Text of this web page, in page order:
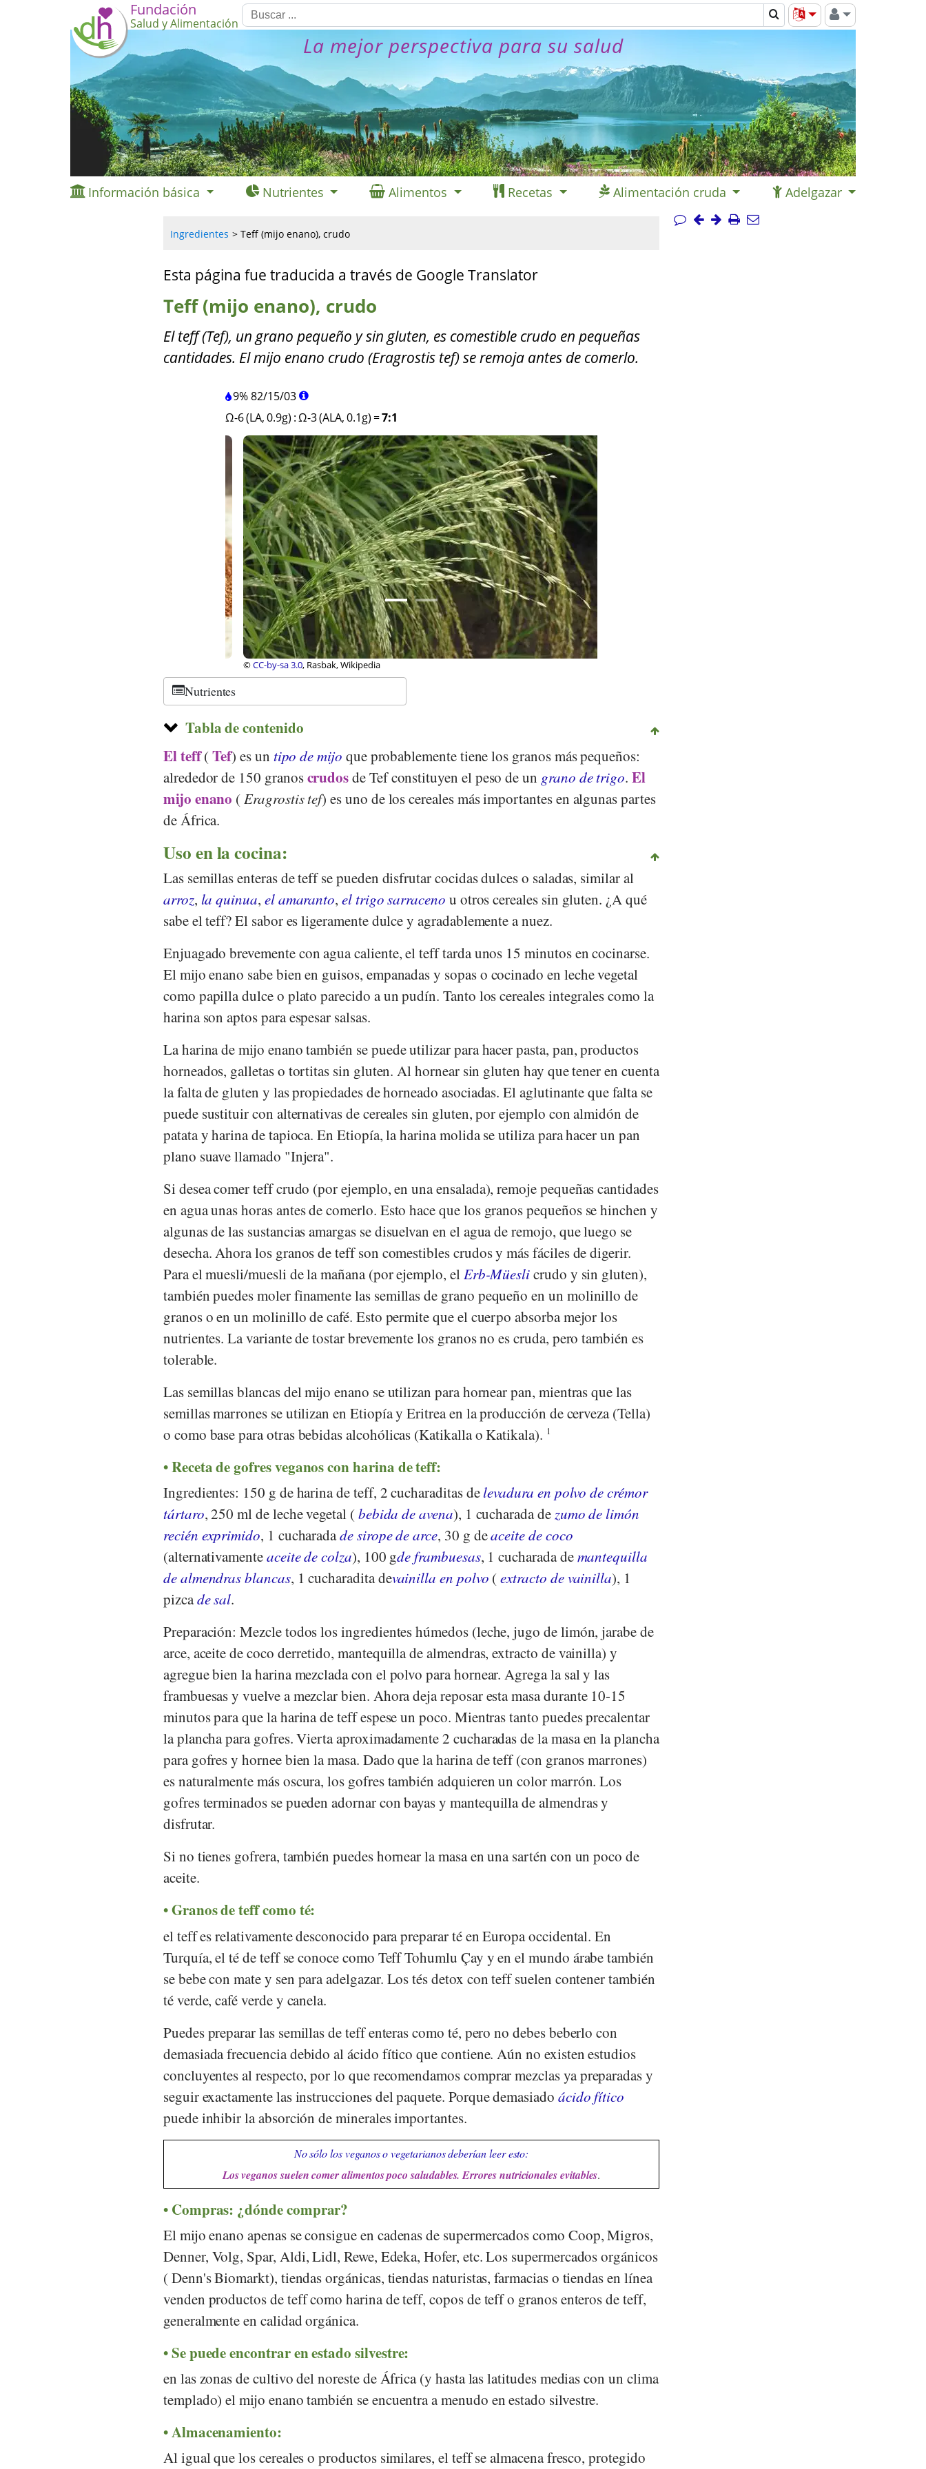
Fundación
Salud y Alimentación
La mejor perspectiva para su salud
Información básica Nutrientes Alimentos Recetas Alimentación cruda Adelgazar
Ingredientes Teff (mijo enano), crudo
Esta página fue traducida a través de Google Translator
Teff (mijo enano), crudo
El teff (Tef), un grano pequeño y sin gluten, es comestible crudo en pequeñas
cantidades. El mijo enano crudo (Eragrostis tef) se remoja antes de comerlo.
9%82/15/03
Ω-6 (LA, 0.9g) :Ω-3 (ALA, 0.1g) =7:1
CC-by-sa 3.0, Rasbak, Wikipedia
Nutrientes
Tabla de contenido
El teff(Tef) es un tipo de mijo que probablemente tiene los granos más pequeños:
alrededor de 150 granoscrudosde Tef constituyen el peso de un grano de trigo. El
mijo enano (Eragrostis tef) es uno de los cereales más importantes en algunas partes
de África.
Uso en la cocina:
Las semillas enteras de teff se pueden disfrutar cocidas dulces o saladas, similar al
arroz, la quinua, el amaranto,el trigo sarraceno u otros cereales sin gluten. ¿A qué
sabe el teff? El sabor es ligeramente dulce y agradablemente a nuez.
Enjuagado brevemente con agua caliente, el teff tarda unos 15 minutos en cocinarse.
El mijo enano sabe bien en guisos, empanadas y sopas o cocinado en leche vegetal
como papilla dulce o plato parecido a un pudín. Tanto los cereales integrales como la
harina son aptos para espesar salsas.
La harina de mijo enano también se puede utilizar para hacer pasta, pan, productos
horneados, galletas o tortitas sin gluten. Al hornear sin gluten hay que tener en cuenta
la falta de gluten y las propiedades de horneado asociadas. El aglutinante que falta se
puede sustituir con alternativas de cereales sin gluten, por ejemplo con almidón de
patata y harina de tapioca. En Etiopía, la harina molida se utiliza para hacer un pan
plano suave llamado "Injera".
Si desea comer teff crudo (por ejemplo, en una ensalada), remoje pequeñas cantidades
en agua unas horas antes de comerlo. Esto hace que los granos pequeños se hinchen y
algunas de las sustancias amargas se disuelvan en el agua de remojo, que luego se
desecha. Ahora los granos de teff son comestibles crudos y más fáciles de digerir.
Para el muesli/muesli de la mañana (por ejemplo, elErb-Müeslicrudo y sin gluten),
también puedes moler finamente las semillas de grano pequeño en un molinillo de
granos o en un molinillo de café. Esto permite que el cuerpo absorba mejor los
nutrientes. La variante de tostar brevemente los granos no es cruda, pero también es
tolerable.
Las semillas blancas del mijo enano se utilizan para hornear pan, mientras que las
semillas marrones se utilizan en Etiopía y Eritrea en la producción de cerveza (Tella)
o como base para otras bebidas alcohólicas (Katikalla o Katikala). 1
Receta de gofres veganos con harina de teff:
Ingredientes: 150 g de harina de teff, 2 cucharaditas delevadura en polvo de crémor
tártaro, 250 ml de leche vegetal (bebida de avena), 1 cucharada dezumo de limón
recién exprimido, 1 cucharadade sirope de arce, 30 g deaceite de coco
(alternativamenteaceite de colza), 100 gde frambuesas, 1 cucharada demantequilla
de almendras blancas, 1 cucharadita devainilla en polvo (extracto de vainilla), 1
pizcade sal.
Preparación: Mezcle todos los ingredientes húmedos (leche, jugo de limón, jarabe de
arce, aceite de coco derretido, mantequilla de almendras, extracto de vainilla) y
agregue bien la harina mezclada con el polvo para hornear. Agrega la sal y las
frambuesas y vuelve a mezclar bien. Ahora deja reposar esta masa durante 10-15
minutos para que la harina de teff espese un poco. Mientras tanto puedes precalentar
la plancha para gofres. Vierta aproximadamente 2 cucharadas de la masa en la plancha
para gofres y hornee bien la masa. Dado que la harina de teff (con granos marrones)
es naturalmente más oscura, los gofres también adquieren un color marrón. Los
gofres terminados se pueden adornar con bayas y mantequilla de almendras y
disfrutar.
Si no tienes gofrera, también puedes hornear la masa en una sartén con un poco de
aceite.
Granos de teff como té:
el teff es relativamente desconocido para preparar té en Europa occidental. En
Turquía, el té de teff se conoce como Teff Tohumlu Çay y en el mundo árabe también
se bebe con mate y sen para adelgazar. Los tés detox con teff suelen contener también
té verde, café verde y canela.
Puedes preparar las semillas de teff enteras como té, pero no debes beberlo con
demasiada frecuencia debido al ácido fítico que contiene. Aún no existen estudios
concluyentes al respecto, por lo que recomendamos comprar mezclas ya preparadas y
seguir exactamente las instrucciones del paquete. Porque demasiado ácido fítico
puede inhibir la absorción de minerales importantes.
No sólo los veganos o vegetarianos deberían leer esto:
Los veganos suelen comer alimentos poco saludables. Errores nutricionales evitables.
Compras: ¿dónde comprar?
El mijo enano apenas se consigue en cadenas de supermercados como Coop,Migros,
Denner, Volg, Spar, Aldi,Lidl, Rewe, Edeka,Hofer, etc. Los supermercados orgánicos
(Denn's Biomarkt), tiendas orgánicas, tiendas naturistas, farmacias o tiendas en línea
venden productos de teff como harina de teff, copos de teff o granos enteros de teff,
generalmente en calidad orgánica.
Se puede encontrar en estado silvestre:
en las zonas de cultivo del noreste de África (y hasta las latitudes medias con un clima
templado) el mijo enano también se encuentra a menudo en estado silvestre.
Almacenamiento:
Al igual que los cereales o productos similares, el teff se almacena fresco, protegido